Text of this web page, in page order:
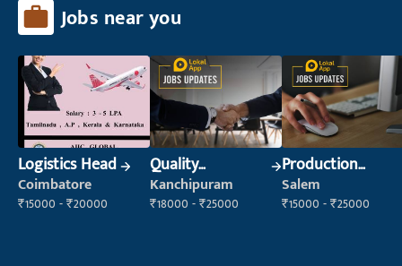
Jobs near you
Logistics Head
Coimbatore
₹15000 - ₹20000
Quality
Inspector
Kanchipuram
₹18000 - ₹25000
Production
Supervisor
Salem
₹15000 - ₹25000